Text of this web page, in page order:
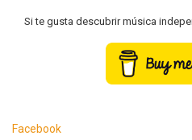
Si te gusta descubrir música
Facebook